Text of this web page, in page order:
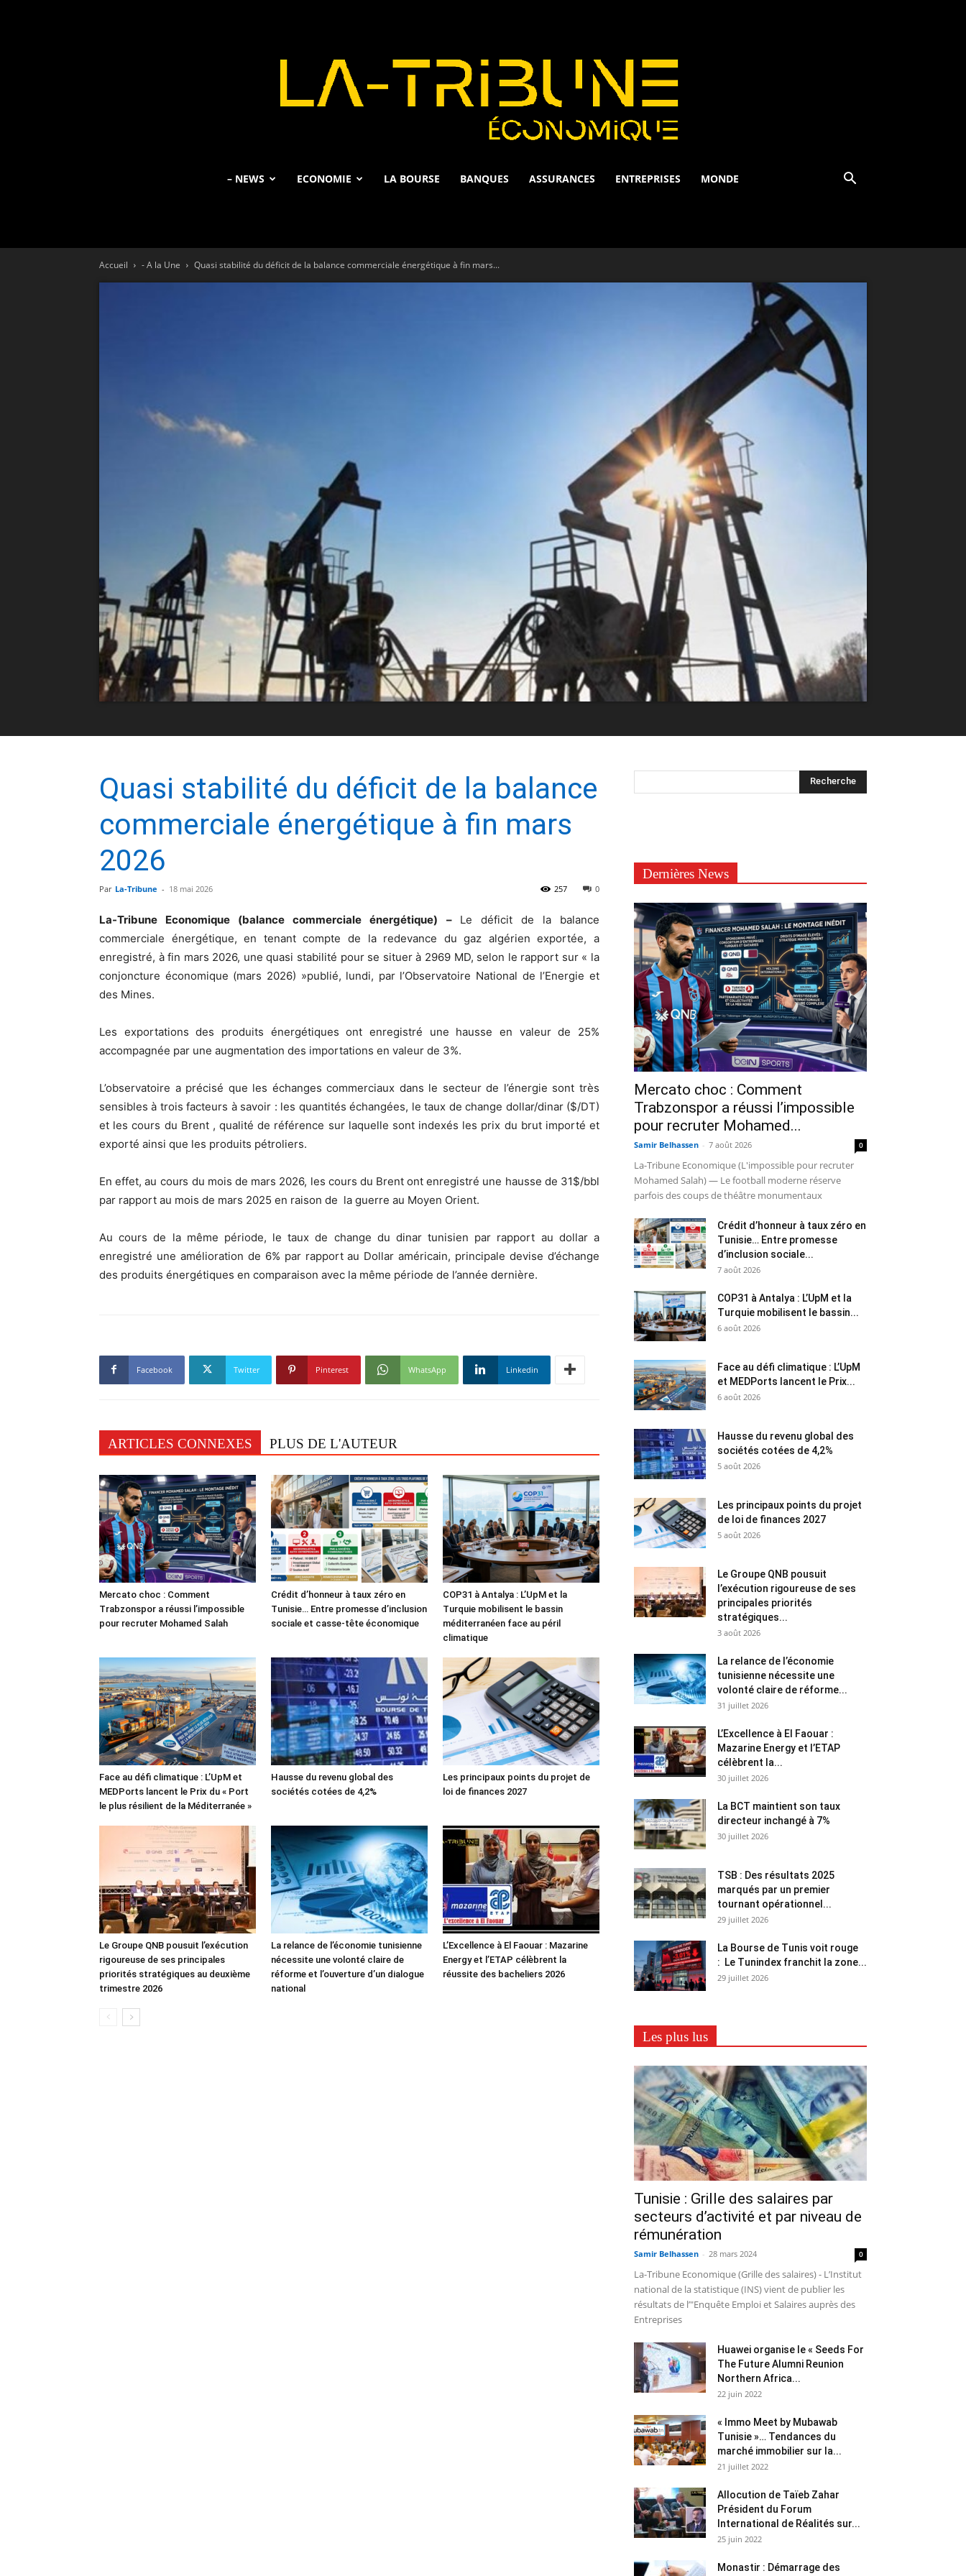
– NEWS ECONOMIE LA BOURSE BANQUES ASSURANCES ENTREPRISES MONDE
Accueil - A la Une Quasi stabilité du déficit de la balance commerciale énergétique à fin mars...
Quasi stabilité du déficit de la balance
commerciale énergétique à fin mars
2026
Par La-Tribune - 18 mai 2026 0
257
La-Tribune Economique (balance commerciale énergétique) – Le déficit de la balance
commerciale énergétique, en tenant compte de la redevance du gaz algérien exportée, a
enregistré, à fin mars 2026, une quasi stabilité pour se situer à 2969 MD, selon le rapport sur « la
conjoncture économique (mars 2026) »publié, lundi, par l’Observatoire National de l’Energie et
des Mines.
Les exportations des produits énergétiques ont enregistré une hausse en valeur de 25%
accompagnée par une augmentation des importations en valeur de 3%.
L’observatoire a précisé que les échanges commerciaux dans le secteur de l’énergie sont très
sensibles à trois facteurs à savoir : les quantités échangées, le taux de change dollar/dinar ($/DT)
et les cours du Brent , qualité de référence sur laquelle sont indexés les prix du brut importé et
exporté ainsi que les produits pétroliers.
En effet, au cours du mois de mars 2026, les cours du Brent ont enregistré une hausse de 31$/bbl
par rapport au mois de mars 2025 en raison de la guerre au Moyen Orient.
Au cours de la même période, le taux de change du dinar tunisien par rapport au dollar a
enregistré une amélioration de 6% par rapport au Dollar américain, principale devise d’échange
des produits énergétiques en comparaison avec la même période de l’année dernière.
Facebook Twitter Pinterest WhatsApp Linkedin
ARTICLES CONNEXES PLUS DE L'AUTEUR
Mercato choc : Comment
Trabzonspor a réussi l’impossible
pour recruter Mohamed Salah
Crédit d’honneur à taux zéro en
Tunisie… Entre promesse d’inclusion
sociale et casse-tête économique
COP31 à Antalya : L’UpM et la
Turquie mobilisent le bassin
méditerranéen face au péril
climatique
Face au défi climatique : L’UpM et
MEDPorts lancent le Prix du « Port
le plus résilient de la Méditerranée »
Hausse du revenu global des
sociétés cotées de 4,2%
Les principaux points du projet de
loi de finances 2027
Le Groupe QNB pousuit l’exécution
rigoureuse de ses principales
priorités stratégiques au deuxième
trimestre 2026
La relance de l’économie tunisienne
nécessite une volonté claire de
réforme et l’ouverture d’un dialogue
national
L’Excellence à El Faouar : Mazarine
Energy et l’ETAP célèbrent la
réussite des bacheliers 2026
Dernières News
Mercato choc : Comment
Trabzonspor a réussi l’impossible
pour recruter Mohamed...
Samir Belhassen - 7 août 2026 0
La-Tribune Economique (L'impossible pour recruter
Mohamed Salah) — Le football moderne réserve
parfois des coups de théâtre monumentaux
Crédit d’honneur à taux zéro en
Tunisie… Entre promesse
d’inclusion sociale...
7 août 2026
COP31 à Antalya : L’UpM et la
Turquie mobilisent le bassin...
6 août 2026
Face au défi climatique : L’UpM
et MEDPorts lancent le Prix...
6 août 2026
Hausse du revenu global des
sociétés cotées de 4,2%
5 août 2026
Les principaux points du projet
de loi de finances 2027
5 août 2026
Le Groupe QNB pousuit
l’exécution rigoureuse de ses
principales priorités
stratégiques...
3 août 2026
La relance de l’économie
tunisienne nécessite une
volonté claire de réforme...
31 juillet 2026
L’Excellence à El Faouar :
Mazarine Energy et l’ETAP
célèbrent la...
30 juillet 2026
La BCT maintient son taux
directeur inchangé à 7%
30 juillet 2026
TSB : Des résultats 2025
marqués par un premier
tournant opérationnel...
29 juillet 2026
La Bourse de Tunis voit rouge
: Le Tunindex franchit la zone...
29 juillet 2026
Les plus lus
Tunisie : Grille des salaires par
secteurs d’activité et par niveau de
rémunération
Samir Belhassen - 28 mars 2024 0
La-Tribune Economique (Grille des salaires) - L’Institut
national de la statistique (INS) vient de publier les
résultats de l’"Enquête Emploi et Salaires auprès des
Entreprises
Huawei organise le « Seeds For
The Future Alumni Reunion
Northern Africa...
22 juin 2022
« Immo Meet by Mubawab
Tunisie »… Tendances du
marché immobilier sur la...
21 juillet 2022
Allocution de Taïeb Zahar
Président du Forum
International de Réalités sur...
25 juin 2022
Monastir : Démarrage des